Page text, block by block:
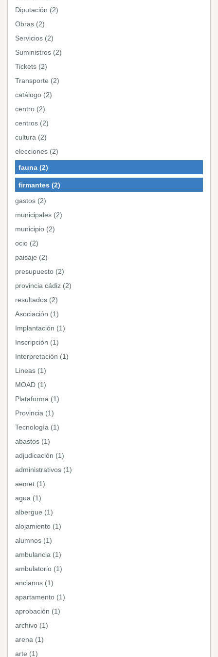
Diputación (2)
Obras (2)
Servicios (2)
Suministros (2)
Tickets (2)
Transporte (2)
catálogo (2)
centro (2)
centros (2)
cultura (2)
elecciones (2)
fauna (2)
firmantes (2)
gastos (2)
municipales (2)
municipio (2)
ocio (2)
paisaje (2)
presupuesto (2)
provincia cádiz (2)
resultados (2)
Asociación (1)
Implantación (1)
Inscripción (1)
Interpretación (1)
Lineas (1)
MOAD (1)
Plataforma (1)
Provincia (1)
Tecnología (1)
abastos (1)
adjudicación (1)
administrativos (1)
aemet (1)
agua (1)
albergue (1)
alojamiento (1)
alumnos (1)
ambulancia (1)
ambulatorio (1)
ancianos (1)
apartamento (1)
aprobación (1)
archivo (1)
arena (1)
arte (1)